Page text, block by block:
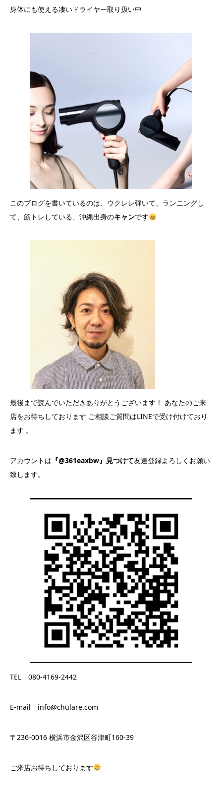
身体にも使える凄いドライヤー取り扱い中
このブログを書いているのは、ウクレレ弾いて、ランニングし
て、筋トレしている、沖縄出身のキャンです
最後まで読んでいただきありがとうございます！ あなたのご来
店をお待ちしております ご相談ご質問はLINEで受け付けており
ます 。
アカウントは 『@361eaxbw』見つけて友達登録よろしくお願い
致します。
TEL 080-4169-2442
E-mail info@chulare.com
〒236-0016 横浜市金沢区谷津町160-39
ご来店お待ちしております